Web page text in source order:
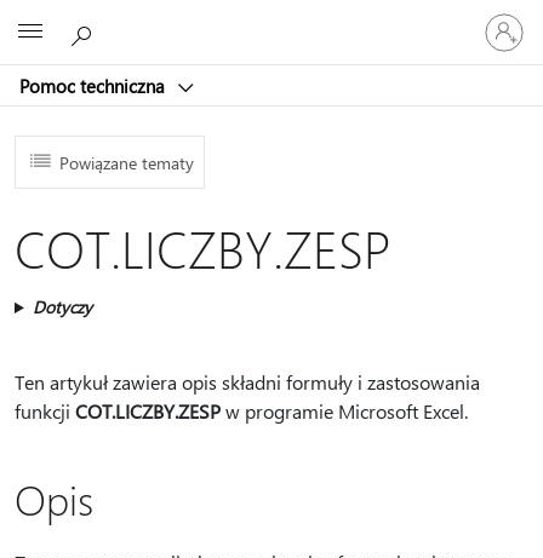
Pomoc techniczna
Zaloguj
się
do
konta
Powiązane tematy
COT.LICZBY.ZESP
Dotyczy
Ten artykuł zawiera opis składni formuły i zastosowania
funkcji COT.LICZBY.ZESPw programie Microsoft Excel.
Opis